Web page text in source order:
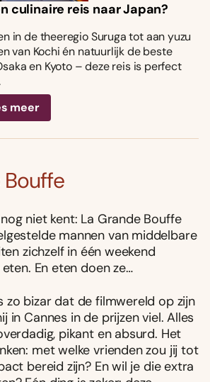
culinaire reis naar Japan?
in de theeregio Suruga tot aan yuzu
van Kochi én natuurlijk de beste
en Kyoto – deze reis is perfect
meer
niet kent: La Grande Bouffe
mannen van middelbare
zichzelf in één weekend
En eten doen ze…
zo bizar dat de filmwereld op zijn
in Cannes in de prijzen viel. Alles
pikant en absurd. Het
met welke vrienden zou jij tot
bereid zijn? En wil je die extra